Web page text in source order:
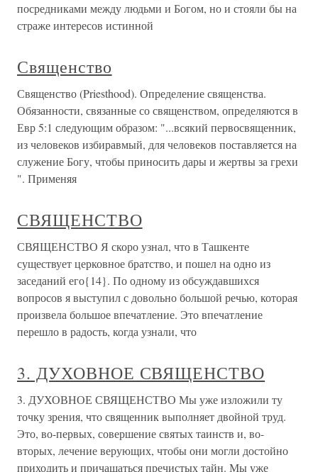
посредниками между людьми и Богом, но и стояли бы на
страже интересов истинной
Священство
Священство (Priesthood). Определение священства.
Обязанности, связанные со священством, определяются в
Евр 5:1 следующим образом: "...всякий первосвященник,
из человеков избиравмый, для человеков поставляется на
служение Богу, чтобы приносить дары и жертвы за грехи
". Применяя
СВЯЩЕНСТВО
СВЯЩЕНСТВО Я скоро узнал, что в Ташкенте
существует церковное братство, и пошел на одно из
заседаний его{14}. По одному из обсуждавшихся
вопросов я выступил с довольно большой речью, которая
произвела большое впечатление. Это впечатление
перешло в радость, когда узнали, что
3. ДУХОВНОЕ СВЯЩЕНСТВО
3. ДУХОВНОЕ СВЯЩЕНСТВО Мы уже изложили ту
точку зрения, что священник выполняет двойной труд.
Это, во-первых, совершение святых таинств и, во-
вторых, лечение верующих, чтобы они могли достойно
приходить и причащаться пречистых тайн. Мы уже